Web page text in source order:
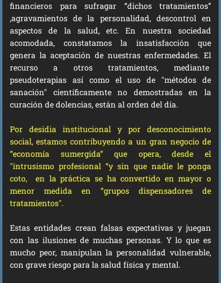
financieros para sufragar “dichos tratamientos”
,agravamientos de la personalidad, descontrol en
aspectos de la salud, etc. En nuestra sociedad
acomodada, constatamos la insatisfacción que
genera la aceptación de nuestras enfermedades. El
recurso a otros tratamientos, mediante
pseudoterapias así como el uso de "métodos de
sanación" científicamente no demostradas en la
curación de dolencias, están al orden del día.
Por desidia institucional y por desconocimiento
social, estamos contribuyendo a un gran negocio de
“economía sumergida” que opera, desde el
"intrusismo profesional “y sin que nadie le ponga
coto, en la práctica se ha convertido en mayor o
menor medida en “grupos dispensadores de
tratamientos".
Estas entidades crean falsas expectativas y juegan
con las ilusiones de muchas personas. Y lo que es
mucho peor, manipulan la personalidad vulnerable,
con grave riesgo para la salud física y mental.